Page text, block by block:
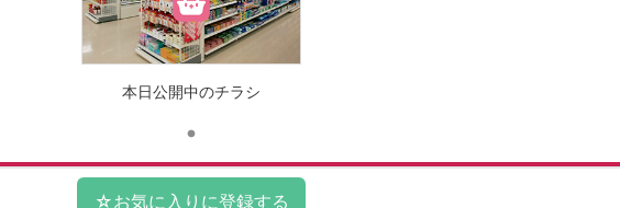
本日公開中のチラシ